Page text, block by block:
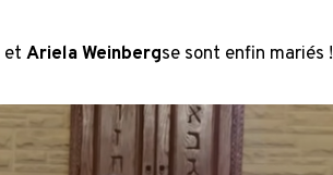
et Ariela Weinbergse sont enfin mariés !